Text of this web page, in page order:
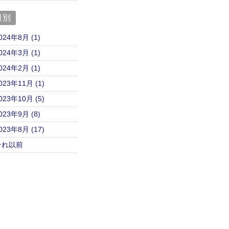
別
年8月 (1)
年3月 (1)
年2月 (1)
年11月 (1)
年10月 (5)
年9月 (8)
年8月 (17)
れ以前